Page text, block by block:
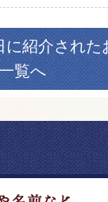
に紹介された
覧へ